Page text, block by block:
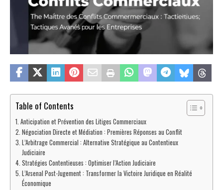
Table of Contents
Anticipation et Prévention des Litiges Commerciaux
Négociation Directe et Médiation : Premières Réponses au Conflit
L’Arbitrage Commercial : Alternative Stratégique au Contentieux
Judiciaire
Stratégies Contentieuses : Optimiser l’Action Judiciaire
L’Arsenal Post-Jugement : Transformer la Victoire Juridique en Réalité
Économique